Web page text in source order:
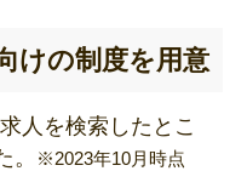
けの制度を用意
人を検索したとこ
※2023年10月時点